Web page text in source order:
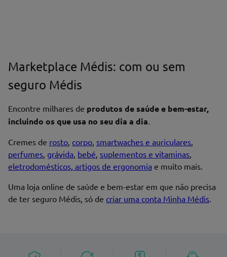
Marketplace Médis: com ou sem
seguro Médis
Encontre milhares de produtos de saúde e bem-estar,
incluindo os que usa no seu dia a dia.
Cremes de rosto, corpo, smartwaches e auriculares,
perfumes, grávida, bebé, suplementos e vitaminas,
eletrodomésticos, artigos de ergonomia e muito mais.
Uma loja online de saúde e bem-estar em que não precisa
de ter seguro Médis, só de criar uma conta Minha Médis.